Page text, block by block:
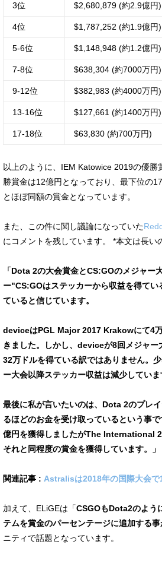
3位 $2,680,879 (約2.9億円)
4位 $1,787,252 (約1.9億円)
5-6位 $1,148,948 (約1.2億円)
7-8位 $638,304 (約7000万円)
9-12位 $382,983 (約4000万円)
13-16位 $127,661 (約1400万円)
17-18位 $63,830 (約700万円)
以上のように、IEM Katowice 2019の優
勝賞金は12億円となっており、最下位の
とほぼ同額の賞金となっています。
また、この件に関し議論になっていた
にコメントを残しています。 *本文は長い
「Dota 2の大会賞金とCS:GOのメジャー
ー"CS:GOはステッカーから収益を得て
ていると信じています。
deviceはPGL Major 2017 Krakowにて4
きました。しかし、deviceが8回メジャ
32万ドルを得ている訳ではありません。
ー大会以降ステッカー収益は減少していま
最後に私が言いたいのは、Dota 2のプレ
るほどのお金を受け取っているという事
億円を獲得しましたがThe International
それと同程度の賞金を獲得しています。」
関連記事 : Astralisは2018年の国際大会で
加えて、ELiGEは「CSGOもDota2のよう
テムを賞金のパーセンテージに追加する
ニティで話題となっています。